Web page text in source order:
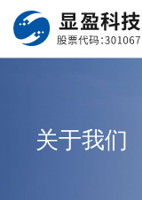
关于我们